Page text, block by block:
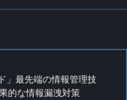

」最先端の情報管理技
的な情報漏洩対策